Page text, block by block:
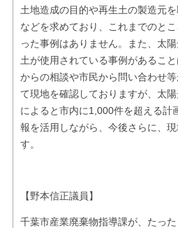
土地造成の目的や再生土の製造元
などを求めており、これまでのと
った事例はありません。また、太
土が使用されている事例があるこ
からの相談や市民から問い合わせ
て現地を確認しておりますが、太
によると市内に1,000件を超える計
報を活用しながら、今後さらに、
す。
【野本信正議員】
千葉市産業廃棄物指導課が、たっ